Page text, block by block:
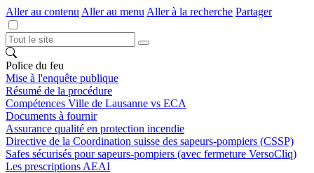
Aller au contenu Aller au menu Aller à la recherche Partager
Police du feu
Mise à l'enquête publique
Résumé de la procédure
Compétences Ville de Lausanne vs ECA
Documents à fournir
Assurance qualité en protection incendie
Directive de la Coordination suisse des sapeurs-pompiers (CSSP)
Safes sécurisés pour sapeurs-pompiers (avec fermeture VersoCliq)
Les prescriptions AEAI